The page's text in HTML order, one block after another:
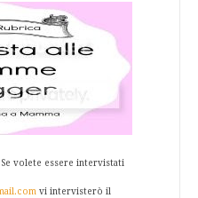
volete essere intervistati
vi intervisterò il